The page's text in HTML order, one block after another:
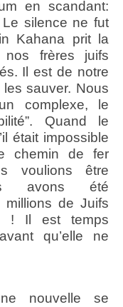
en scandant:
Le silence ne fut
Kahana prit la
frères juifs
Il est de notre
les sauver. Nous
complexe, le
Quand le
était impossible
chemin de fer
voulions être
avons été
millions de Juifs
! Il est temps
qu’elle ne
nouvelle se